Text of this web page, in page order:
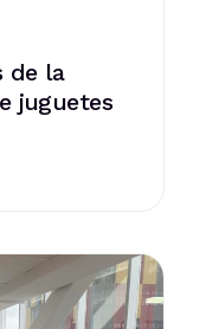
de la
juguetes